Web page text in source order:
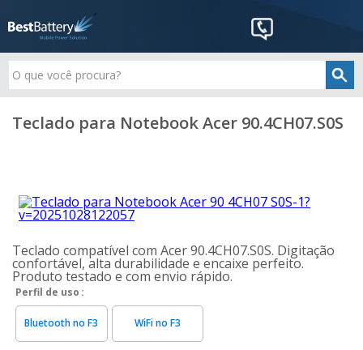
Teclado para Notebook Acer 90.4CH07.S0S
Teclado compatível com Acer 90.4CH07.S0S. Digitação
confortável, alta durabilidade e encaixe perfeito.
Produto testado e com envio rápido.
Perfil de uso
Bluetooth no F3 WiFi no F3